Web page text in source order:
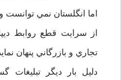
اما انگلستان نمي
از سرايت قطع روابط
تجاري و بازرگاني پنهان
دليل بار ديگر تبليغات